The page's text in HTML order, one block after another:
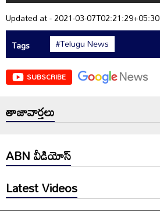
Updated at - 2021-03-07T02:21:29+05:30
Tags
#Telugu News
SUBSCRIBE
తాజావార్తలు
ABN వీడియోస్
Latest Videos